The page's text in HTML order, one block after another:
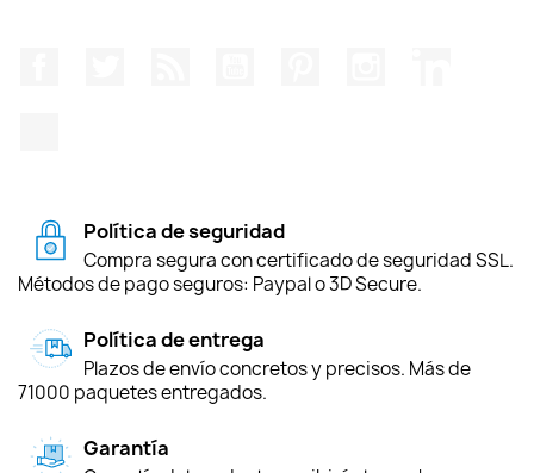
Política de seguridad
Compra segura con certificado de seguridad SSL.
Métodos de pago seguros: Paypal o 3D Secure.
Política de entrega
Plazos de envío concretos y precisos. Más de
71000 paquetes entregados.
Garantía